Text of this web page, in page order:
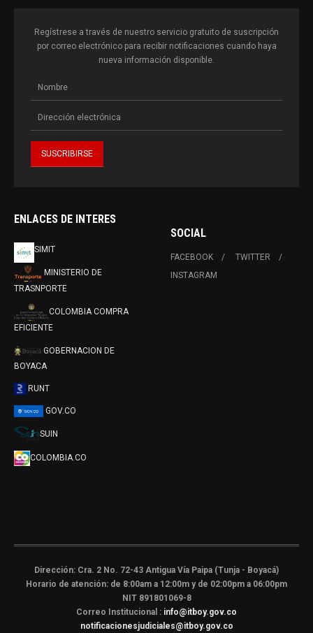
Regístrese a través de nuestro servicio gratuito de suscripción
por correo electrónico para recibir notificaciones cuando haya
nueva información disponible.
ENLACES DE INTERES
SIMIT
MINISTERIO DE
TRASNPORTE
COLOMBIA COMPRA
EFICIENTE
GOBERNACION DE
BOYACA
RUNT
GOV.CO
SUIN
COLOMBIA.CO
SOCIAL
FACEBOOK
TWITTER
INSTAGRAM
Dirección: Cra. 2 No. 72-43 Antigua Vía Paipa (Tunja - Boyacá)
Horario de atención: de 8:00am a 12:00m y de 02:00pm a 06:00pm
NIT 891801069-8
Correo Institucional : info@itboy.gov.co
notificacionesjudiciales@itboy.gov.co